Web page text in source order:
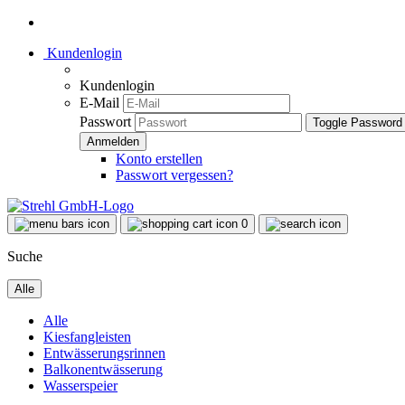
Kundenlogin
Kundenlogin
E-Mail
Passwort
Toggle
Konto erstellen
Passwort vergessen?
0
Suche
Alle
Alle
Kiesfangleisten
Entwässerungsrinnen
Balkonentwässerung
Wasserspeier